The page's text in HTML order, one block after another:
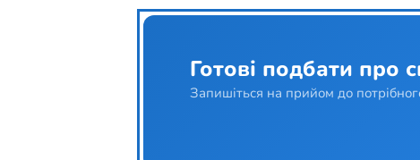
Готові подбати про
Запишіться на прийом до